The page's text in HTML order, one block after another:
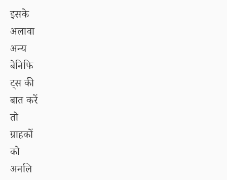
इसके
अलावा
अन्य
बेनिफि
ट्स की
बात करें
तो
ग्राहकों
को
अनलि